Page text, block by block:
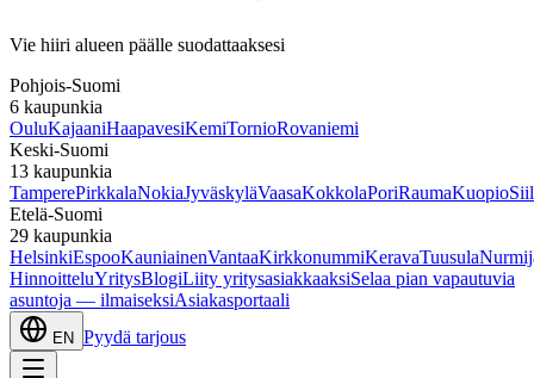
Vie hiiri alueen päälle suodattaaksesi
Pohjois-Suomi
6 kaupunkia
OuluKajaaniHaapavesiKemiTornioRovaniemi
Keski-Suomi
13 kaupunkia
TamperePirkkalaNokiaJyväskyläVaasaKokkolaPoriRaumaKuopio
Etelä-Suomi
29 kaupunkia
HelsinkiEspooKauniainenVantaaKirkkonummiKeravaTuusula
HinnoitteluYritysBlogiLiity yritysasiakkaaksiSelaa pian vapautuvia
asuntoja — ilmaiseksiAsiakasportaali
EN Pyydä tarjous